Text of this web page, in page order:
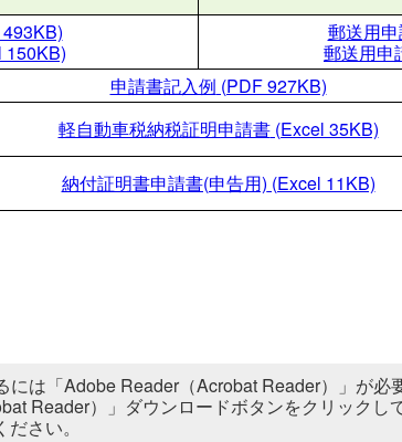
150KB)
郵送用
郵送用申
申請書記入例 (PDF 927KB)
軽自動車税納税証明申請書(Excel 35KB)
納付証明書申請書(申告用) (Excel 11KB)
には「Adobe Reader（Acrobat Reader）」が必
Reader）」ダウンロードボタンをクリック
さい。